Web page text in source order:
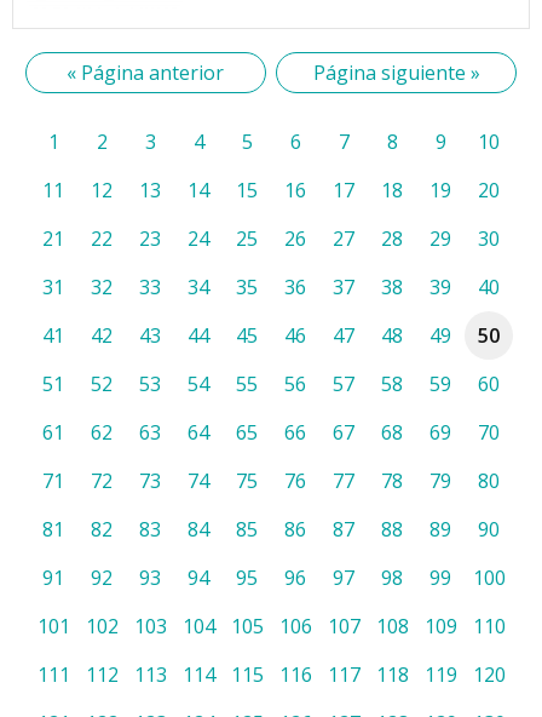
« Página anterior Página siguiente »
1 2 3 4 5 6 7 8 9
10
11
12 13 14 15 16 17 18 19
20
21
22 23 24 25 26 27 28 29
30
31
32 33 34 35 36 37 38 39
40
41
42 43 44 45 46 47 48 49
50
51
52 53 54 55 56 57 58 59
60
61
62 63 64 65 66 67 68 69
70
71
72 73 74 75 76 77 78 79
80
81
82 83 84 85 86 87 88 89
90
91
92 93 94 95 96 97 98 99
100
101
102 103 104 105 106 107 108 109
110
111
112 113 114 115 116 117 118 119
120